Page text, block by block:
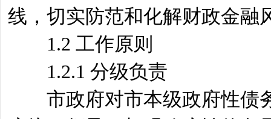
线，切实防范和化解财政金融
1.2 工作原则
1.2.1 分级负责
市政府对市本级政府性债务